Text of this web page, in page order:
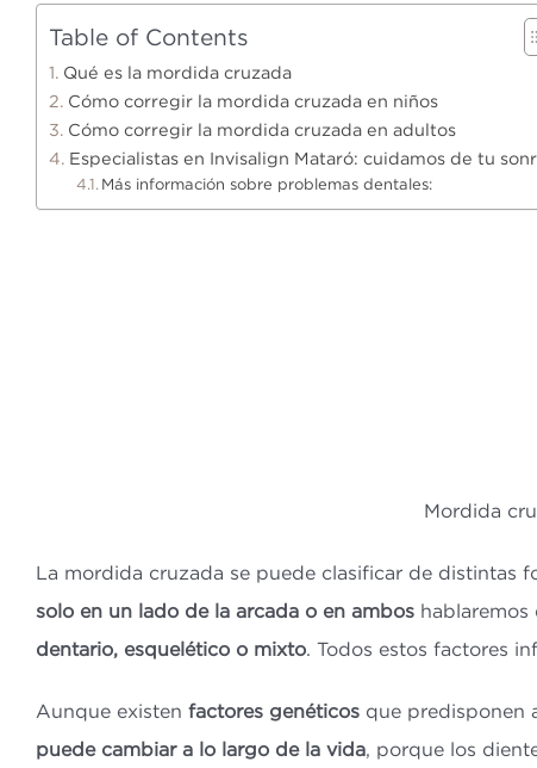
Table of Contents
Qué es la mordida cruzada
Cómo corregir la mordida cruzada en niños
Cómo corregir la mordida cruzada en adultos
Especialistas en Invisalign Mataró: cuidamos de tu
Más información sobre problemas dentales:
Mordida
La mordida cruzada se puede clasificar de distintas
solo en un lado de la arcada o en amboshablaremos
dentario, esquelético o mixto. Todos estos factores
Aunque existen factores genéticosque predisponen
puede cambiar a lo largo de la vida, porque los